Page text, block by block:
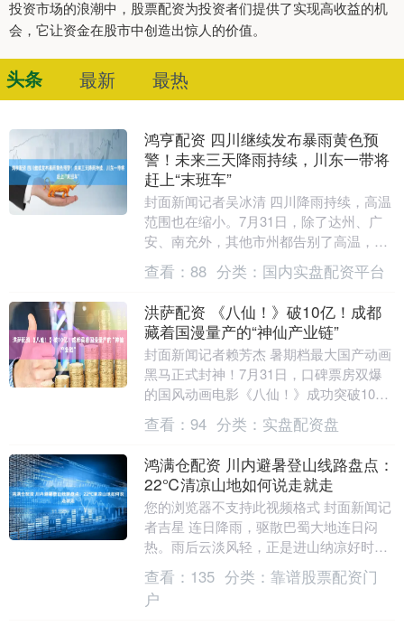
投资市场的浪潮中，股票配资为投资者们提供了实现高收益的机
会，它让资金在股市中创造出惊人的价值。
头条 最新 最热
鸿亨配资 四川继续发布暴雨黄色预
警！未来三天降雨持续，川东一带将
赶上“末班车”
封面新闻记者吴冰清 四川降雨持续，高温
范围也在缩小。7月31日，除了达州、广
安、南充外，其他市州都告别了高温，不
少地方气温都停留在“2”字头。 川东的朋友
别着急....
查看： 88 分类： 国内实盘配资平台
洪萨配资 《八仙！》破10亿！成都
藏着国漫量产的“神仙产业链”
封面新闻记者赖芳杰 暑期档最大国产动画
黑马正式封神！7月31日，口碑票房双爆
的国风动画电影《八仙！》成功突破10亿
票房（含预售）大关，凭借豆瓣8.2分的高
分口碑....
查看： 94 分类： 实盘配资盘
鸿满仓配资 川内避暑登山线路盘点：
22℃清凉山地如何说走就走
您的浏览器不支持此视频格式 封面新闻记
者吉星 连日降雨，驱散巴蜀大地连日闷
热。雨后云淡风轻，正是进山纳凉好时
节。想开启一场说走就走的清凉登山之
旅，何处适宜登高寻....
查看： 135 分类： 靠谱股票配资门
户